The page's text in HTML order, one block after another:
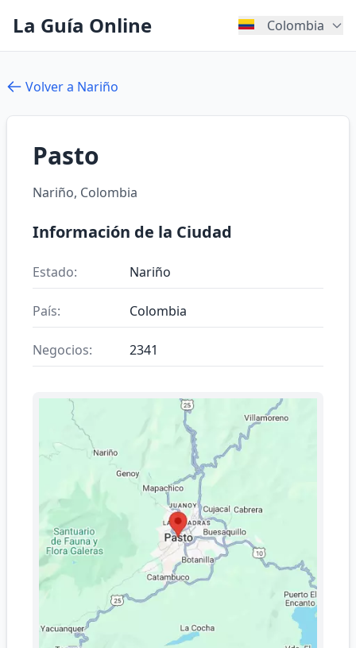
La Guía Online Colombia
Volver a Nariño
Pasto
Nariño, Colombia
Información de la Ciudad
Estado: Nariño
País: Colombia
Negocios: 2341